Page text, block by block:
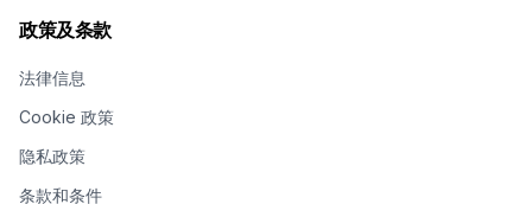
政策及条款
法律信息
Cookie 政策
隐私政策
条款和条件